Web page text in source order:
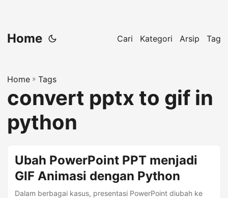
Home Cari Kategori Arsip Tag
Home » Tags
convert pptx to gif in
python
Ubah PowerPoint PPT menjadi
GIF Animasi dengan Python
Dalam berbagai kasus, presentasi PowerPoint diubah ke